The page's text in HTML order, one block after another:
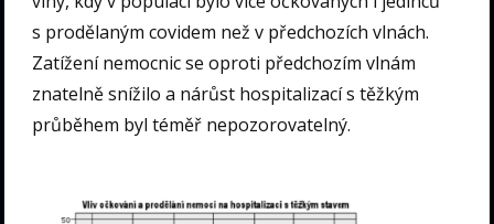
s prodělaným covidem než v předchozích vlnách.
Zatížení nemocnic se oproti předchozím vlnám
znatelně snížilo a nárůst hospitalizací s těžkým
průběhem byl téměř nepozorovatelný.